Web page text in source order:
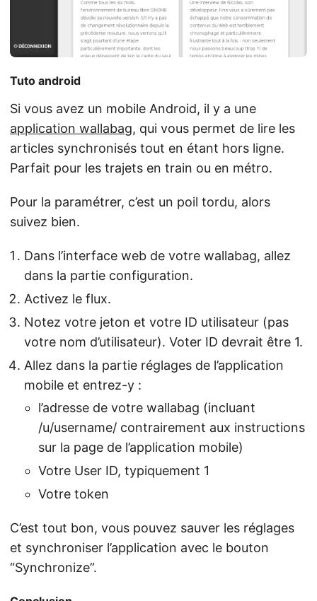
Tuto android
Si vous avez un mobile Android, il y a une
application wallabag, qui vous permet de lire les
articles synchronisés tout en étant hors ligne.
Parfait pour les trajets en train ou en métro.
Pour la paramétrer, c’est un poil tordu, alors
suivez bien.
Dans l’interface web de votre wallabag, allez
dans la partie configuration.
Activez le flux.
Notez votre jeton et votre ID utilisateur (pas
votre nom d’utilisateur). Voter ID devrait être 1.
Allez dans la partie réglages de l’application
mobile et entrez-y :
l’adresse de votre wallabag (incluant
/u/username/ contrairement aux instructions
sur la page de l’application mobile)
Votre User ID, typiquement 1
Votre token
C’est tout bon, vous pouvez sauver les réglages
et synchroniser l’application avec le bouton
“Synchronize”.